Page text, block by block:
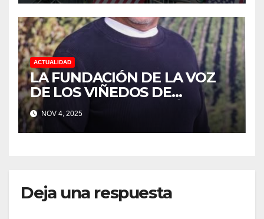
ACTUALIDAD
LA FUNDACIÓN DE LA VOZ
DE LOS VIÑEDOS DE
SONOMA RECONOCIÓ A
CUATRO “ EMPLEADOS DEL
MES” POR SU LIDERAZGO Y
NOV 4, 2025
Deja una respuesta